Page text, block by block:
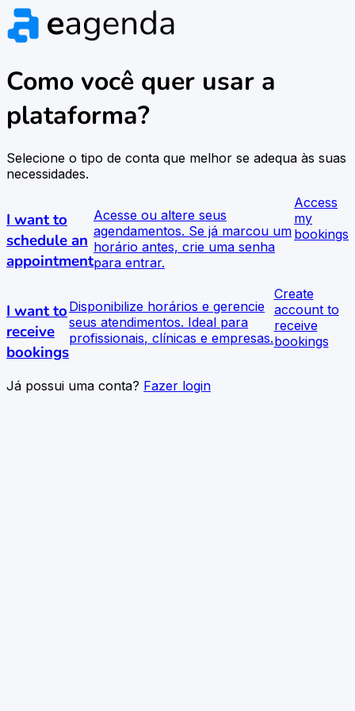
Como você quer usar a
plataforma?
Selecione o tipo de conta que melhor se adequa às suas
necessidades.
I want to
schedule an
appointment
Acesse ou altere seus
agendamentos. Se já marcou um
horário antes, crie uma senha
para entrar.
Access
my
bookings
I want to
receive
bookings
Disponibilize horários e gerencie
seus atendimentos. Ideal para
profissionais, clínicas e empresas.
Create
account to
receive
bookings
Já possui uma conta? Fazer login